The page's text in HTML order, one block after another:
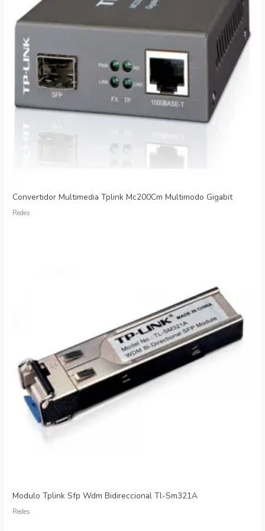
Convertidor Multimedia Tplink Mc200Cm Multimodo Gigabit
Redes
Modulo Tplink Sfp Wdm Bidireccional Tl-Sm321A
Redes